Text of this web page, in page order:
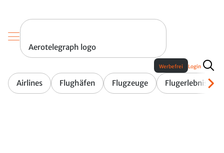
Aerotelegraph logo
Airlines Flughäfen Flugzeuge Flugerlebnis
Werbefrei Login